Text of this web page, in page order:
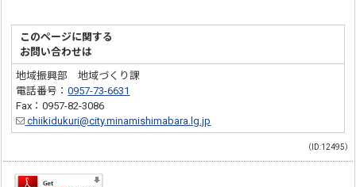
このページに関する
お問い合わせは
地域振興部 地域づくり課
電話番号：0957-73-6631
Fax：0957-82-3086
chiikidukuri@city.minamishimabara.lg.jp
（ID:12495）